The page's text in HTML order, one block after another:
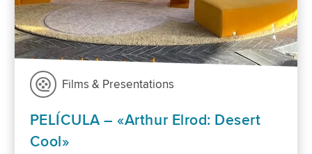
Films & Presentations
PELÍCULA – «Arthur Elrod: Desert
Cool»